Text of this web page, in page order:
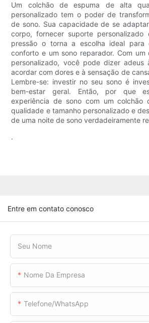
Um colchão de espuma de alta
personalizado tem o poder de
de sono. Sua capacidade de se
corpo, fornecer suporte
pressão o torna a escolha ideal para
conforto e um sono reparador. Com um
personalizado, você pode dizer adeus
acordar com dores e à sensação de
Lembre-se: investir no seu sono é
bem-estar geral. Então, por que
experiência de sono com um colchão
qualidade e tamanho personalizado e
de uma noite de sono verdadeiramente
.
Entre em contato conosco
Seu Nome
Nome Da Empresa
Telefone/WhatsApp